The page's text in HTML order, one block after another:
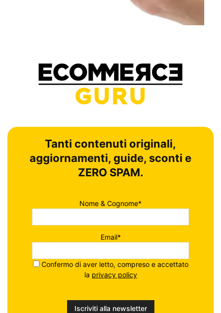
Tanti contenuti originali,
aggiornamenti, guide, sconti e
ZERO SPAM.
Nome & Cognome*
Email*
Confermo di aver letto, compreso e accettato
la privacy policy